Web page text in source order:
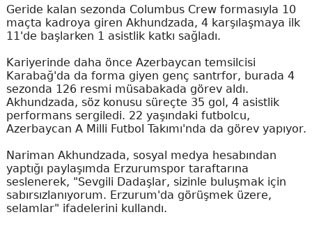
Geride kalan sezonda Columbus Crew formasıyla 10
maçta kadroya giren Akhundzada, 4 karşılaşmaya ilk
11'de başlarken 1 asistlik katkı sağladı.
Kariyerinde daha önce Azerbaycan temsilcisi
Karabağ'da da forma giyen genç santrfor, burada 4
sezonda 126 resmi müsabakada görev aldı.
Akhundzada, söz konusu süreçte 35 gol, 4 asistlik
performans sergiledi. 22 yaşındaki futbolcu,
Azerbaycan A Milli Futbol Takımı'nda da görev yapıyor.
Nariman Akhundzada, sosyal medya hesabından
yaptığı paylaşımda Erzurumspor taraftarına
seslenerek, "Sevgili Dadaşlar, sizinle buluşmak için
sabırsızlanıyorum. Erzurum'da görüşmek üzere,
selamlar" ifadelerini kullandı.